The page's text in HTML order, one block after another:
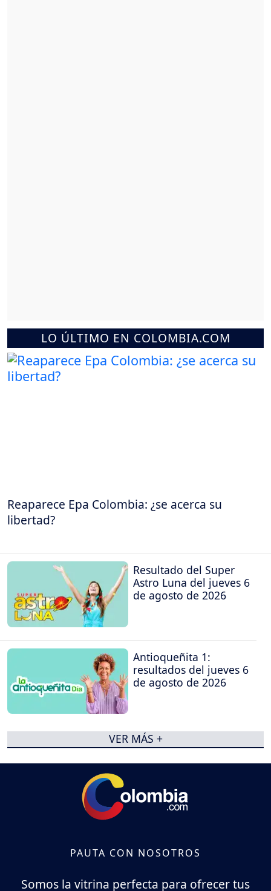
LO ÚLTIMO EN COLOMBIA.COM
Reaparece Epa Colombia: ¿se acerca su
libertad?
Resultado del Super
Astro Luna del jueves 6
de agosto de 2026
Antioqueñita 1:
resultados del jueves 6
de agosto de 2026
VER MÁS +
PAUTA CON NOSOTROS
Somos la vitrina perfecta para ofrecer tus